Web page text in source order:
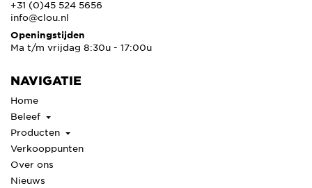
+31 (0)45 524 5656
info@clou.nl
Openingstijden
Ma t/m vrijdag 8:30u - 17:00u
NAVIGATIE
Home
Beleef
Producten
Verkooppunten
Over ons
Nieuws